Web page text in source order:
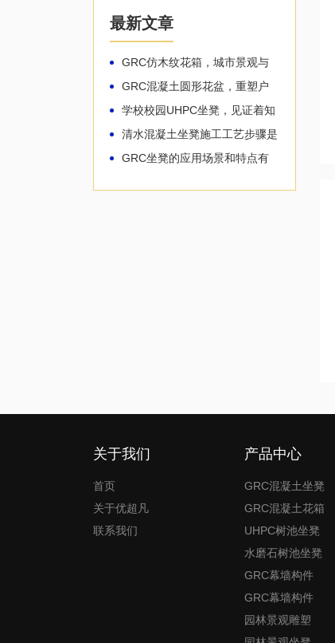
最新文章
GRC仿木纹花箱，城市景观与
自然共生!
GRC混凝土圆形花盆，重塑户
外空间的生命力!
学校校园UHPC坐凳，见证着知
识的生长!
清水混凝土坐凳施工工艺步骤是
GRC坐凳的应用场景和特点有
关于我们
首页
关于优超凡
联系我们
产品中心
GRC混凝土坐凳
GRC混凝土花箱
UHPC树池坐凳
水磨石树池坐凳
GRC幕墙构件
GRC幕墙构件
园林景观雕塑